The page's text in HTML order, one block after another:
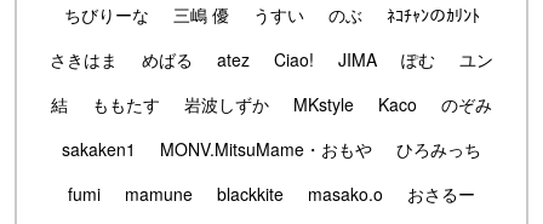
ちびりーな
三嶋 優 うすい のぶ
ﾈｺﾁｬﾝのｶﾘﾝﾄ
さきはま
めばる atez Ciao! JIMA ぽむ
ユン
結
ももたす 岩波しずか MKstyle Kaco
のぞみ
sakaken1
MONV.MitsuMame・おもや
ひろみっち
fumi
mamune blackkite masako.o
おさるー